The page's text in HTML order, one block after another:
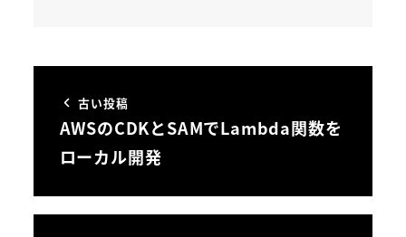
古い投稿
AWSのCDKとSAMでLambda関数を
ローカル開発